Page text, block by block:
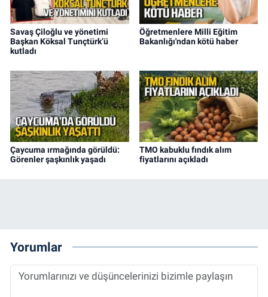
Savaş Çiloğlu ve yönetimi
Başkan Köksal Tunçtürk’ü
kutladı
Öğretmenlere Milli Eğitim
Bakanlığı'ndan kötü haber
Çaycuma ırmağında görüldü:
Görenler şaşkınlık yaşadı
TMO kabuklu fındık alım
fiyatlarını açıkladı
Yorumlar